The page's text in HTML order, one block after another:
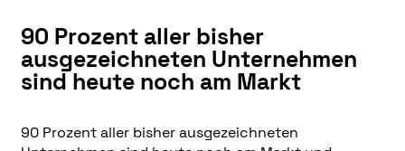
90 Prozent aller bisher
ausgezeichneten Unternehmen
sind heute noch am Markt
90 Prozent aller bisher ausgezeichneten